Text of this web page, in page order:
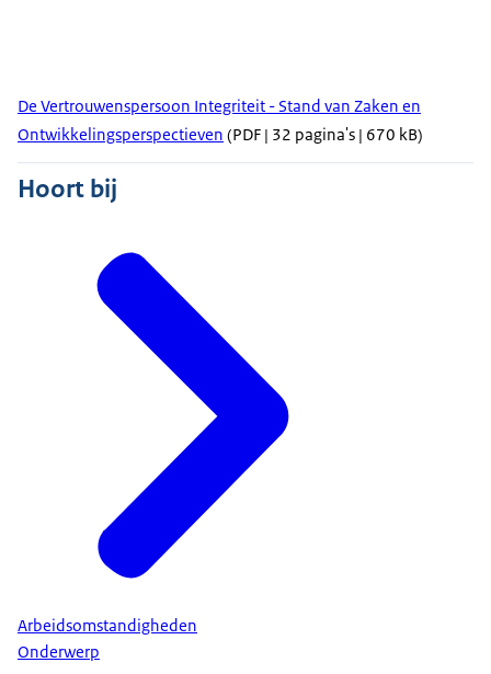
De Vertrouwenspersoon Integriteit - Stand van Zaken en
Ontwikkelingsperspectieven (PDF | 32 pagina's | 670 kB)
Hoort bij
Arbeidsomstandigheden
Onderwerp